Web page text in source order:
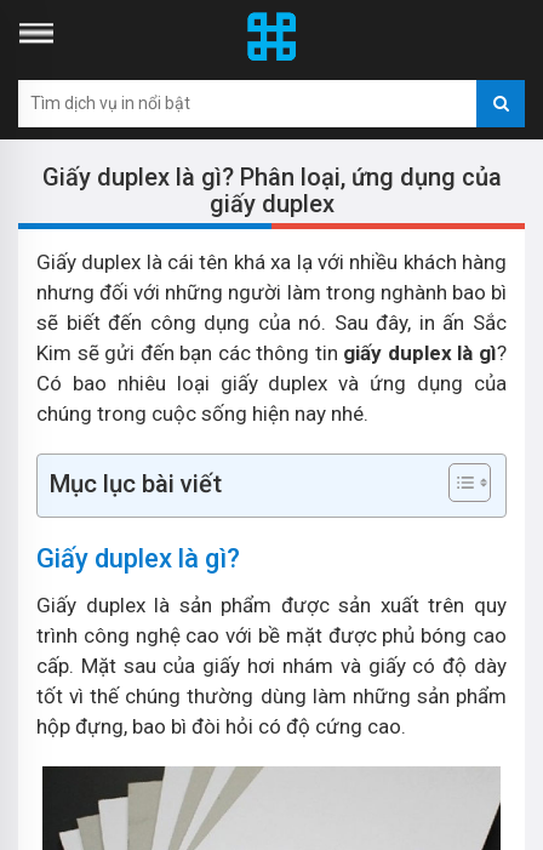
Giấy duplex là gì? Phân loại, ứng dụng của
giấy duplex
Giấy duplex là cái tên khá xa lạ với nhiều khách hàng
nhưng đối với những người làm trong nghành bao bì
sẽ biết đến công dụng của nó. Sau đây, in ấn Sắc
Kim sẽ gửi đến bạn các thông tin giấy duplex là gì?
Có bao nhiêu loại giấy duplex và ứng dụng của
chúng trong cuộc sống hiện nay nhé.
Mục lục bài viết
Giấy duplex là gì?
Giấy duplex là sản phẩm được sản xuất trên quy
trình công nghệ cao với bề mặt được phủ bóng cao
cấp. Mặt sau của giấy hơi nhám và giấy có độ dày
tốt vì thế chúng thường dùng làm những sản phẩm
hộp đựng, bao bì đòi hỏi có độ cứng cao.